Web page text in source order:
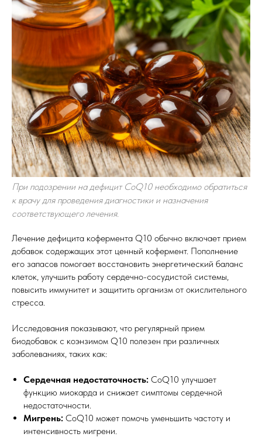
При подозрении на дефицит CoQ10 необходимо обратиться
к врачу для проведения диагностики и назначения
соответствующего лечения.
Лечение дефицита кофермента Q10 обычно включает прием
добавок содержащих этот ценный кофермент. Пополнение
его запасов помогает восстановить энергетический баланс
клеток, улучшить работу сердечно-сосудистой системы,
повысить иммунитет и защитить организм от окислительного
стресса.
Исследования показывают, что регулярный прием
биодобавок с коэнзимом Q10 полезен при различных
заболеваниях, таких как:
Сердечная недостаточность: CoQ10 улучшает
функцию миокарда и снижает симптомы сердечной
недостаточности.
Мигрень: CoQ10 может помочь уменьшить частоту и
интенсивность мигрени.